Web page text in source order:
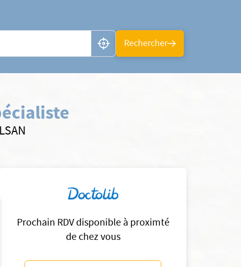
ou CP
Rechercher
Prochain RDV disponible à proximté
de chez vous